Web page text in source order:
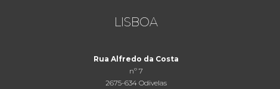
LISBOA
Rua Alfredo da Costa
nº 7
2675-634 Odivelas